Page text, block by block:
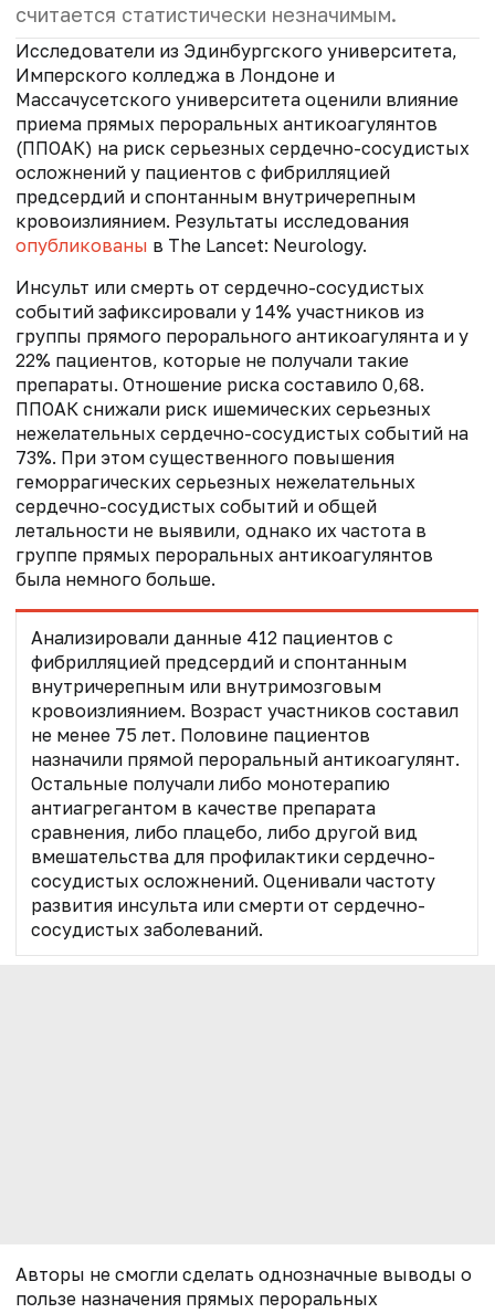
считается статистически незначимым.
Исследователи из Эдинбургского университета,
Имперского колледжа в Лондоне и
Массачусетского университета оценили влияние
приема прямых пероральных антикоагулянтов
(ППОАК) на риск серьезных сердечно-сосудистых
осложнений у пациентов с фибрилляцией
предсердий и спонтанным внутричерепным
кровоизлиянием. Результаты исследования
опубликованы в The Lancet: Neurology.
Инсульт или смерть от сердечно-сосудистых
событий зафиксировали у 14% участников из
группы прямого перорального антикоагулянта и у
22% пациентов, которые не получали такие
препараты. Отношение риска составило 0,68.
ППОАК снижали риск ишемических серьезных
нежелательных сердечно-сосудистых событий на
73%. При этом существенного повышения
геморрагических серьезных нежелательных
сердечно-сосудистых событий и общей
летальности не выявили, однако их частота в
группе прямых пероральных антикоагулянтов
была немного больше.
Анализировали данные 412 пациентов с
фибрилляцией предсердий и спонтанным
внутричерепным или внутримозговым
кровоизлиянием. Возраст участников составил
не менее 75 лет. Половине пациентов
назначили прямой пероральный антикоагулянт.
Остальные получали либо монотерапию
антиагрегантом в качестве препарата
сравнения, либо плацебо, либо другой вид
вмешательства для профилактики сердечно-
сосудистых осложнений. Оценивали частоту
развития инсульта или смерти от сердечно-
сосудистых заболеваний.
Авторы не смогли сделать однозначные выводы о
пользе назначения прямых пероральных